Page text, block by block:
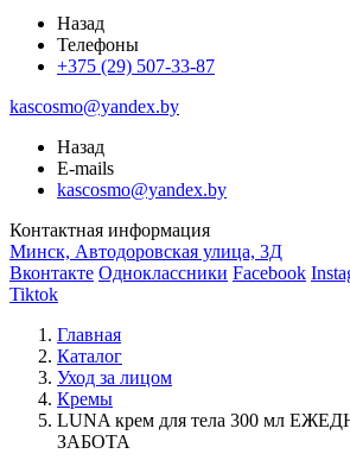
Назад
Телефоны
+375 (29) 507-33-87
kascosmo@yandex.by
Назад
E-mails
kascosmo@yandex.by
Контактная информация
Минск, Автодоровская улица, 3Д
Вконтакте Одноклассники Facebook
Tiktok
Главная
Каталог
Уход за лицом
Кремы
LUNA крем для тела 300 мл
ЗАБОТА